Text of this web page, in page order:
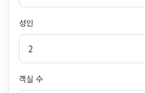
성인
객실 수